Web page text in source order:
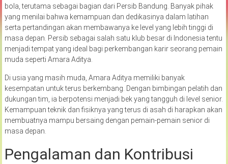
bola, terutama sebagai bagian dari Persib Bandung. Banyak pihak
yang menilai bahwa kemampuan dan dedikasinya dalam latihan
serta pertandingan akan membawanya ke level yang lebih tinggi di
masa depan. Persib sebagai salah satu klub besar di Indonesia tentu
menjadi tempat yang ideal bagi perkembangan karir seorang pemain
muda seperti Amara Aditya.
Di usia yang masih muda, Amara Aditya memiliki banyak
kesempatan untuk terus berkembang. Dengan bimbingan pelatih dan
dukungan tim, ia berpotensi menjadi bek yang tangguh di level senior.
Kemampuan teknik dan fisiknya yang terus di asah di harapkan akan
membuatnya mampu bersaing dengan pemain-pemain senior di
masa depan.
Pengalaman dan Kontribusi